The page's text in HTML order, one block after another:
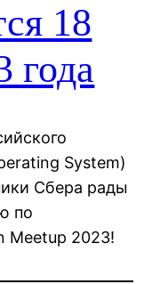
18
года
System)
Сбера рады
по
Meetup 2023!